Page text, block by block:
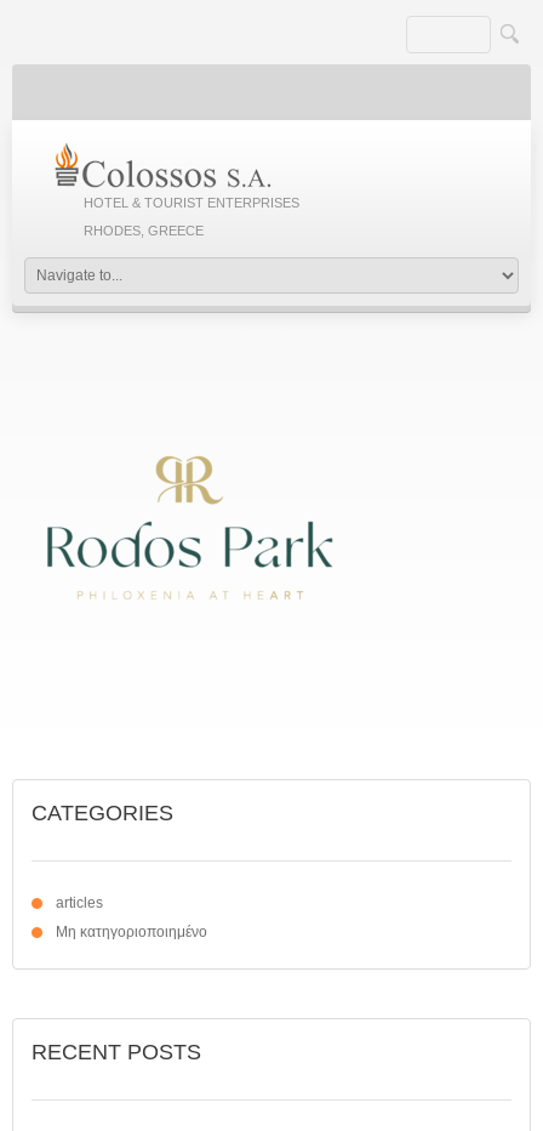
HOTEL & TOURIST ENTERPRISES
RHODES, GREECE
CATEGORIES
articles
Μη κατηγοριοποιημένο
RECENT POSTS